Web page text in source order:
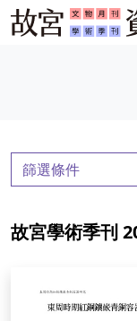
故宮
篩選條件
故宮學術季刊